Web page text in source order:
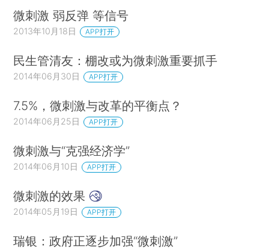
微刺激 弱反弹 等信号
2013年10月18日 APP打开
民生管清友：棚改或为微刺激重要抓手
2014年06月30日 APP打开
7.5%，微刺激与改革的平衡点？
2014年06月25日 APP打开
微刺激与“克强经济学”
2014年06月10日 APP打开
微刺激的效果
2014年05月19日 APP打开
瑞银：政府正逐步加强“微刺激”